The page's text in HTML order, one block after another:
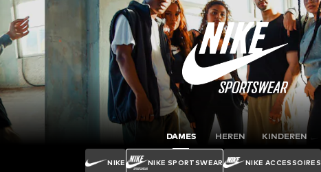
DAMES HEREN KINDEREN
NIKE NIKE SPORTSWEAR NIKE ACCESSOIRES